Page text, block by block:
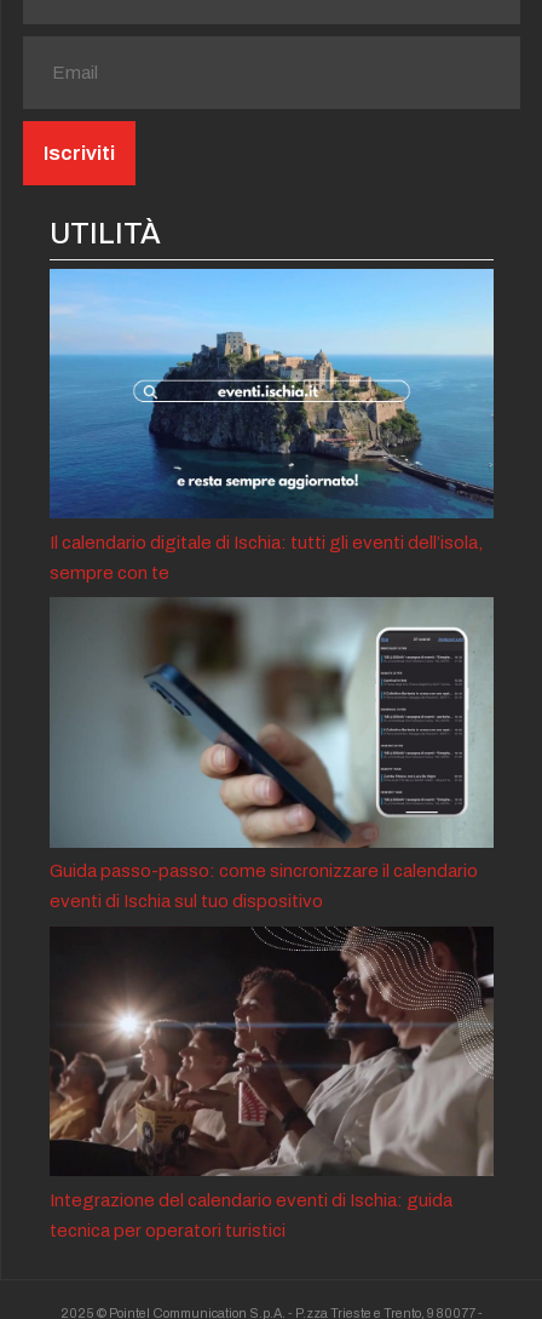
UTILITÀ
Il calendario digitale di Ischia: tutti gli eventi dell’isola,
sempre con te
Guida passo-passo: come sincronizzare il calendario
eventi di Ischia sul tuo dispositivo
Integrazione del calendario eventi di Ischia: guida
tecnica per operatori turistici
2025 © Pointel Communication S.p.A. - P.zza Trieste e Trento, 9 80077 -